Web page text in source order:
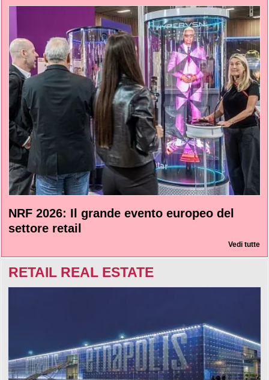
NRF 2026: Il grande evento europeo del
settore retail
Vedi tutte
RETAIL REAL ESTATE